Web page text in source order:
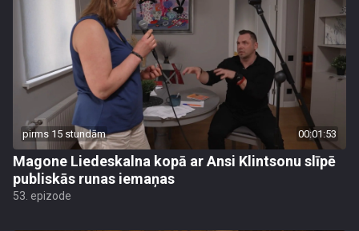
pirms 15 stundām 00:01:53
Magone Liedeskalna kopā ar Ansi Klintsonu slīpē
publiskās runas iemaņas
53. epizode